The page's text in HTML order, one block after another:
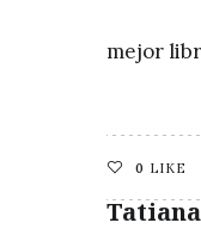
mejor
0 LIKE
Tatiana